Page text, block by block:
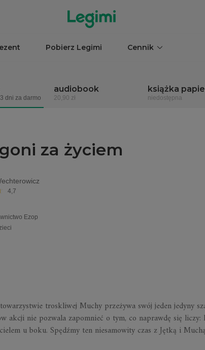
Pobierz Legimi Cennik
dni za darmo
audiobook
20,90 zł
książka
niedostępna
za życiem
4,7
Ezop
troskliwej Muchy przeżywa swój jeden jedyny
akcji nie pozwala zapomnieć o tym, co naprawdę się liczy:
u boku. Spędźmy ten niesamowity czas z Jętką i